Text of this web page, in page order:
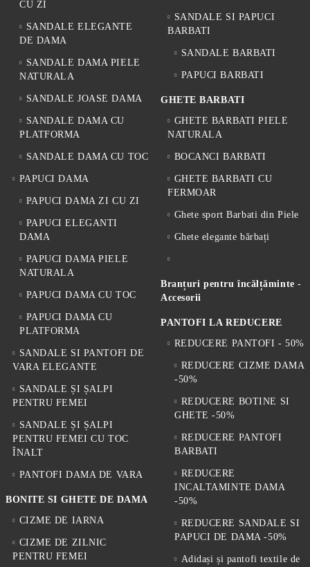
CU ZI
SANDALE ELEGANTE
DE DAMA
SANDALE DAMA PIELE
NATURALA
SANDALE JOASE DAMA
SANDALE DAMA CU
PLATFORMA
SANDALE DAMA CU TOC
PAPUCI DAMA
PAPUCI DAMA ZI CU ZI
PAPUCI ELEGANTI
DAMA
PAPUCI DAMA PIELE
NATURALA
PAPUCI DAMA CU TOC
PAPUCI DAMA CU
PLATFORMA
SANDALE SI PANTOFI DE
VARA ELEGANTE
SANDALE ȘI ȘALPI
PENTRU FEMEI
SANDALE ȘI ȘALPI
PENTRU FEMEI CU TOC
ÎNALT
PANTOFI DAMA DE VARA
BONITE SI GHETE DE DAMA
CIZME DE IARNA
CIZME DE ZILNIC
PENTRU FEMEI
SANDALE SI PAPUCI
BARBATI
SANDALE BARBATI
PAPUCI BARBATI
GHETE BARBATI
GHETE BARBATI PIELE
NATURALA
BOCANCI BARBATI
GHETE BARBATI CU
FERMOAR
Ghete sport Barbati din Piele
Ghete elegante bărbați
Branțuri pentru încălțăminte -
Accesorii
PANTOFI LA REDUCERE
REDUCERE PANTOFI - 50%
REDUCERE CIZME DAMA
-50%
REDUCERE BOTINE SI
GHETE -50%
REDUCERE PANTOFI
BARBATI
REDUCERE
INCALTAMINTE DAMA
-50%
REDUCERE SANDALE SI
PAPUCI DE DAMA -50%
Adidași și pantofi textile de